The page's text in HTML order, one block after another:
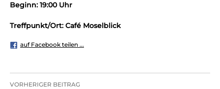
Beginn: 19:00 Uhr
Treffpunkt/Ort: Café Moselblick
auf Facebook teilen ...
Beitragsnavigation
VORHERIGER BEITRAG